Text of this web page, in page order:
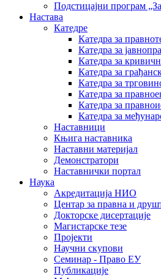
Подстицајни програм
Настава
Катедре
Катедра за
Катедра за
Катедра за
Катедра за
Катедра за
Катедра за
Катедра за
Катедра за
Наставници
Књига наставника
Наставни материјал
Демонстратори
Наставнички портал
Наука
Акредитација НИО
Центар за правна и
Докторске дисертације
Магистарске тезе
Пројекти
Научни скупови
Семинар - Право ЕУ
Публикације